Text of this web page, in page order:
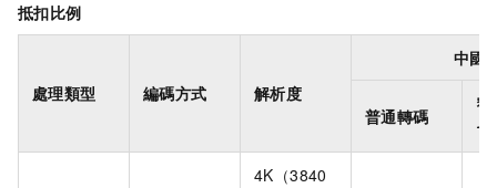
抵扣比例
處理類型 編碼方式 解析度
中國
普通轉碼
窄
4K（3840